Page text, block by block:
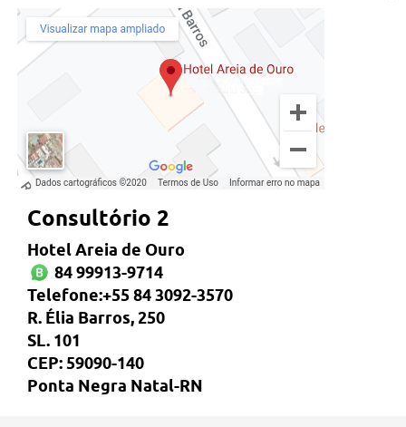
Consultório 2
Hotel Areia de Ouro
84 99913-9714
Telefone:+55 84 3092-3570
R. Élia Barros, 250
SL. 101
CEP: 59090-140
Ponta Negra Natal-RN